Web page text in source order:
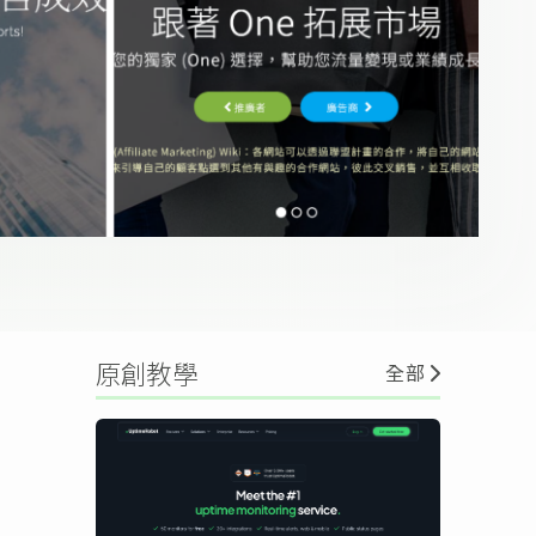
原創教學 全部